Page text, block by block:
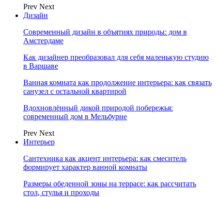
Prev Next
Дизайн
Современный дизайн в объятиях природы: дом в
Амстердаме
Как дизайнер преобразовал для себя маленькую студию
в Варшаве
Ванная комната как продолжение интерьера: как связать
санузел с остальной квартирой
Вдохновлённый дикой природой побережья:
современный дом в Мельбурне
Prev Next
Интерьер
Сантехника как акцент интерьера: как смеситель
формирует характер ванной комнаты
Размеры обеденной зоны на террасе: как рассчитать
стол, стулья и проходы